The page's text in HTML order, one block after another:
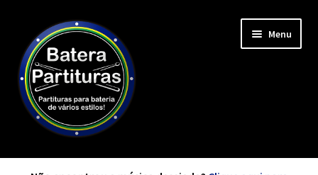
para
navegação
para
o
conteúdo
Menu